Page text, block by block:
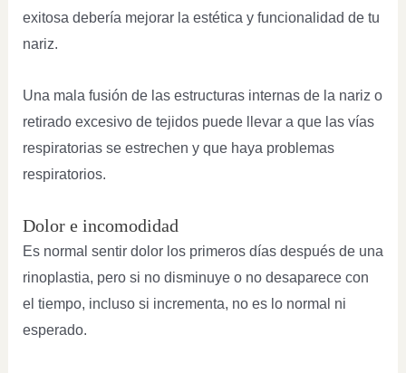
exitosa debería mejorar la estética y funcionalidad de tu
nariz.
Una mala fusión de las estructuras internas de la nariz o
retirado excesivo de tejidos puede llevar a que las vías
respiratorias se estrechen y que haya problemas
respiratorios.
Dolor e incomodidad
Es normal sentir dolor los primeros días después de una
rinoplastia, pero si no disminuye o no desaparece con
el tiempo, incluso si incrementa, no es lo normal ni
esperado.